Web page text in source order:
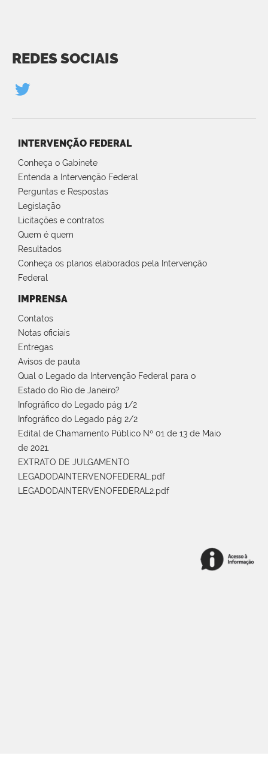
REDES SOCIAIS
INTERVENÇÃO FEDERAL
Conheça o Gabinete
Entenda a Intervenção Federal
Perguntas e Respostas
Legislação
Licitações e contratos
Quem é quem
Resultados
Conheça os planos elaborados pela Intervenção
Federal
IMPRENSA
Contatos
Notas oficiais
Entregas
Avisos de pauta
Qual o Legado da Intervenção Federal para o
Estado do Rio de Janeiro?
Infográfico do Legado pág 1/2
Infográfico do Legado pág 2/2
Edital de Chamamento Público Nº 01 de 13 de Maio
de 2021.
EXTRATO DE JULGAMENTO
LEGADODAINTERVENOFEDERAL.pdf
LEGADODAINTERVENOFEDERAL2.pdf